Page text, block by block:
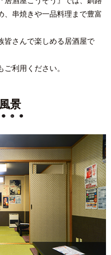
、串焼きや一品料理まで豊富
皆さんで楽しめる居酒屋で
利用ください。
景